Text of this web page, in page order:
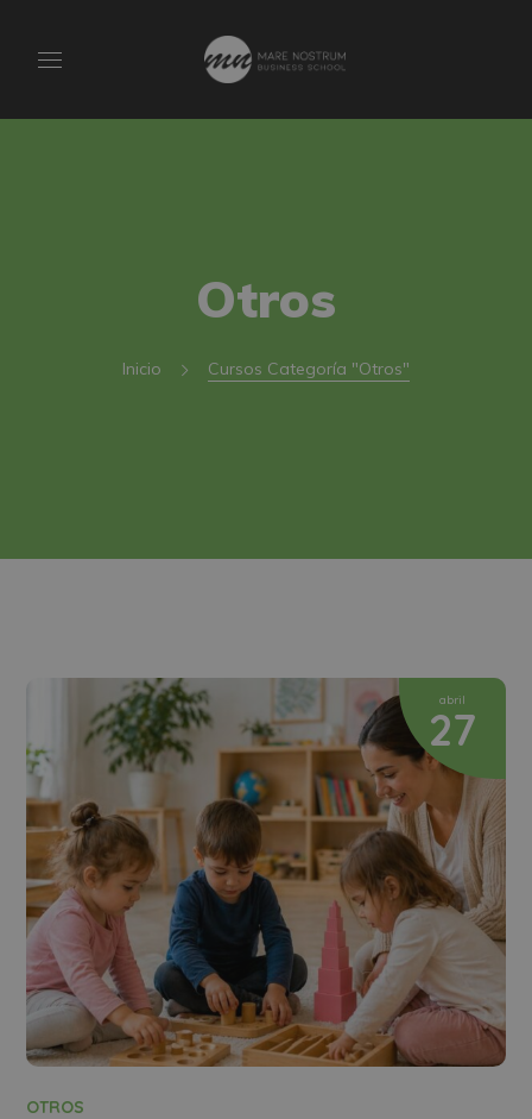
Otros
Inicio Cursos Categoría "Otros"
abril
27
OTROS